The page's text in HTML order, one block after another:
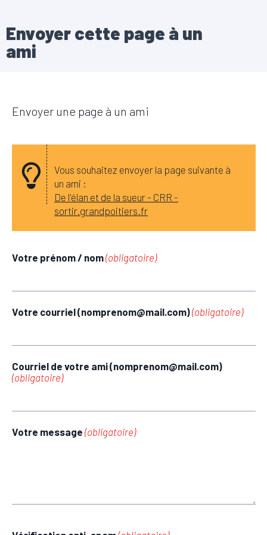
Envoyer cette page à un
ami
Envoyer une page à un ami
Vous souhaitez envoyer la page suivante à
un ami :
De l'élan et de la sueur - CRR -
sortir.grandpoitiers.fr
Votre prénom / nom(obligatoire)
Votre courriel (nomprenom@mail.com)(obligatoire)
Courriel de votre ami (nomprenom@mail.com)
(obligatoire)
Votre message (obligatoire)